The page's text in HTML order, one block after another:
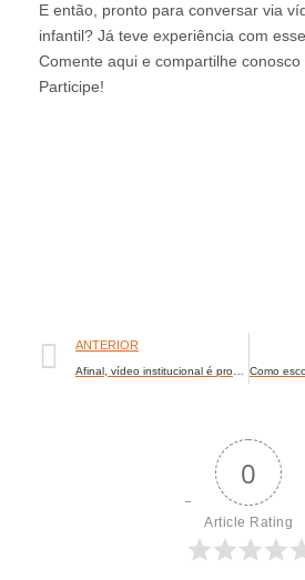
E então, pronto para conversar via
infantil? Já teve experiência com
Comente aqui e compartilhe
Participe!
ANTERIOR
0
Article Rating